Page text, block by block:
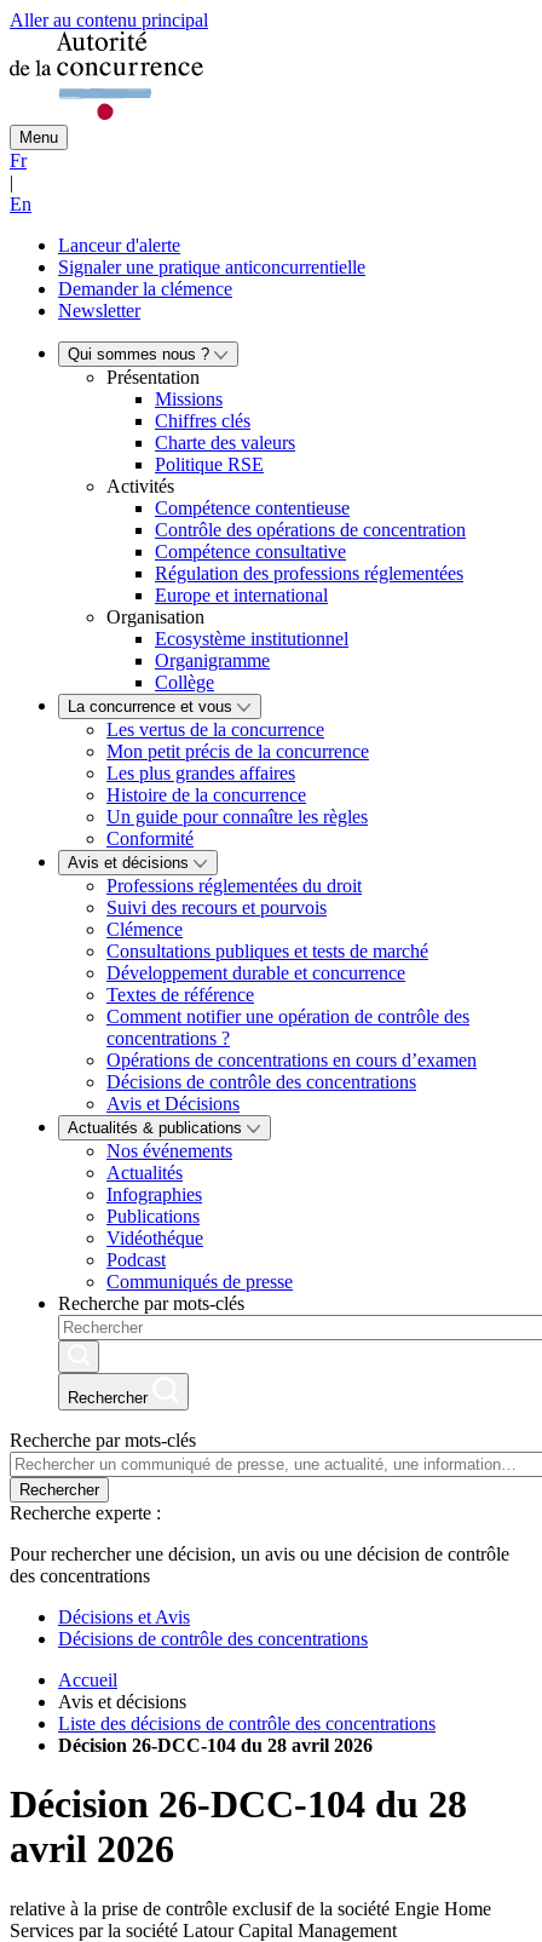
Aller au contenu principal
Menu
Fr
|
En
Lanceur d'alerte
Signaler une pratique anticoncurrentielle
Demander la clémence
Newsletter
Qui sommes nous ?
Présentation
Missions
Chiffres clés
Charte des valeurs
Politique RSE
Activités
Compétence contentieuse
Contrôle des opérations de concentration
Compétence consultative
Régulation des professions réglementées
Europe et international
Organisation
Ecosystème institutionnel
Organigramme
Collège
La concurrence et vous
Les vertus de la concurrence
Mon petit précis de la concurrence
Les plus grandes affaires
Histoire de la concurrence
Un guide pour connaître les règles
Conformité
Avis et décisions
Professions réglementées du droit
Suivi des recours et pourvois
Clémence
Consultations publiques et tests de marché
Développement durable et concurrence
Textes de référence
Comment notifier une opération de contrôle des
concentrations ?
Opérations de concentrations en cours d’examen
Décisions de contrôle des concentrations
Avis et Décisions
Actualités & publications
Nos événements
Actualités
Infographies
Publications
Vidéothéque
Podcast
Communiqués de presse
Recherche par mots-clés
Rechercher
Recherche par mots-clés
Rechercher
Recherche experte :
Pour rechercher une décision, un avis ou une décision de contrôle
des concentrations
Décisions et Avis
Décisions de contrôle des concentrations
Accueil
Avis et décisions
Liste des décisions de contrôle des concentrations
Décision 26-DCC-104 du 28 avril 2026
Décision 26-DCC-104 du 28
avril 2026
relative à la prise de contrôle exclusif de la société Engie Home
Services par la société Latour Capital Management